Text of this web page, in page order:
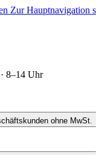
Zur Hauptnavigation
8–14 Uhr
ohne MwSt.